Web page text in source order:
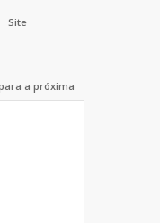
Site
a próxima